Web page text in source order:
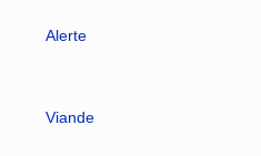
Alerte
Viande